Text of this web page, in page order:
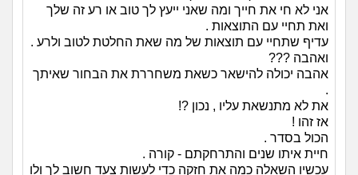
אני לא חי את חייך ומה שאני ייעץ לך טוב או רע זה שלך
ואת תחיי עם התוצאות .
עדיף שתחיי עם תוצאות של מה שאת החלטת לטוב ולרע .
ואהבה ???
אהבה יכולה להישאר כשאת משחררת את הבחור שאיתך
.
את לא מתנשאת עליו , נכון ?!
אז זהו !
הכול בסדר .
חיית איתו שנים והתרחקתם - קורה .
עכשיו השאלה כמה את חזקה כדי לעשות צעד חשוב לך ולו